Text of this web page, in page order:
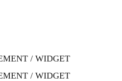
/ WIDGET
/ WIDGET